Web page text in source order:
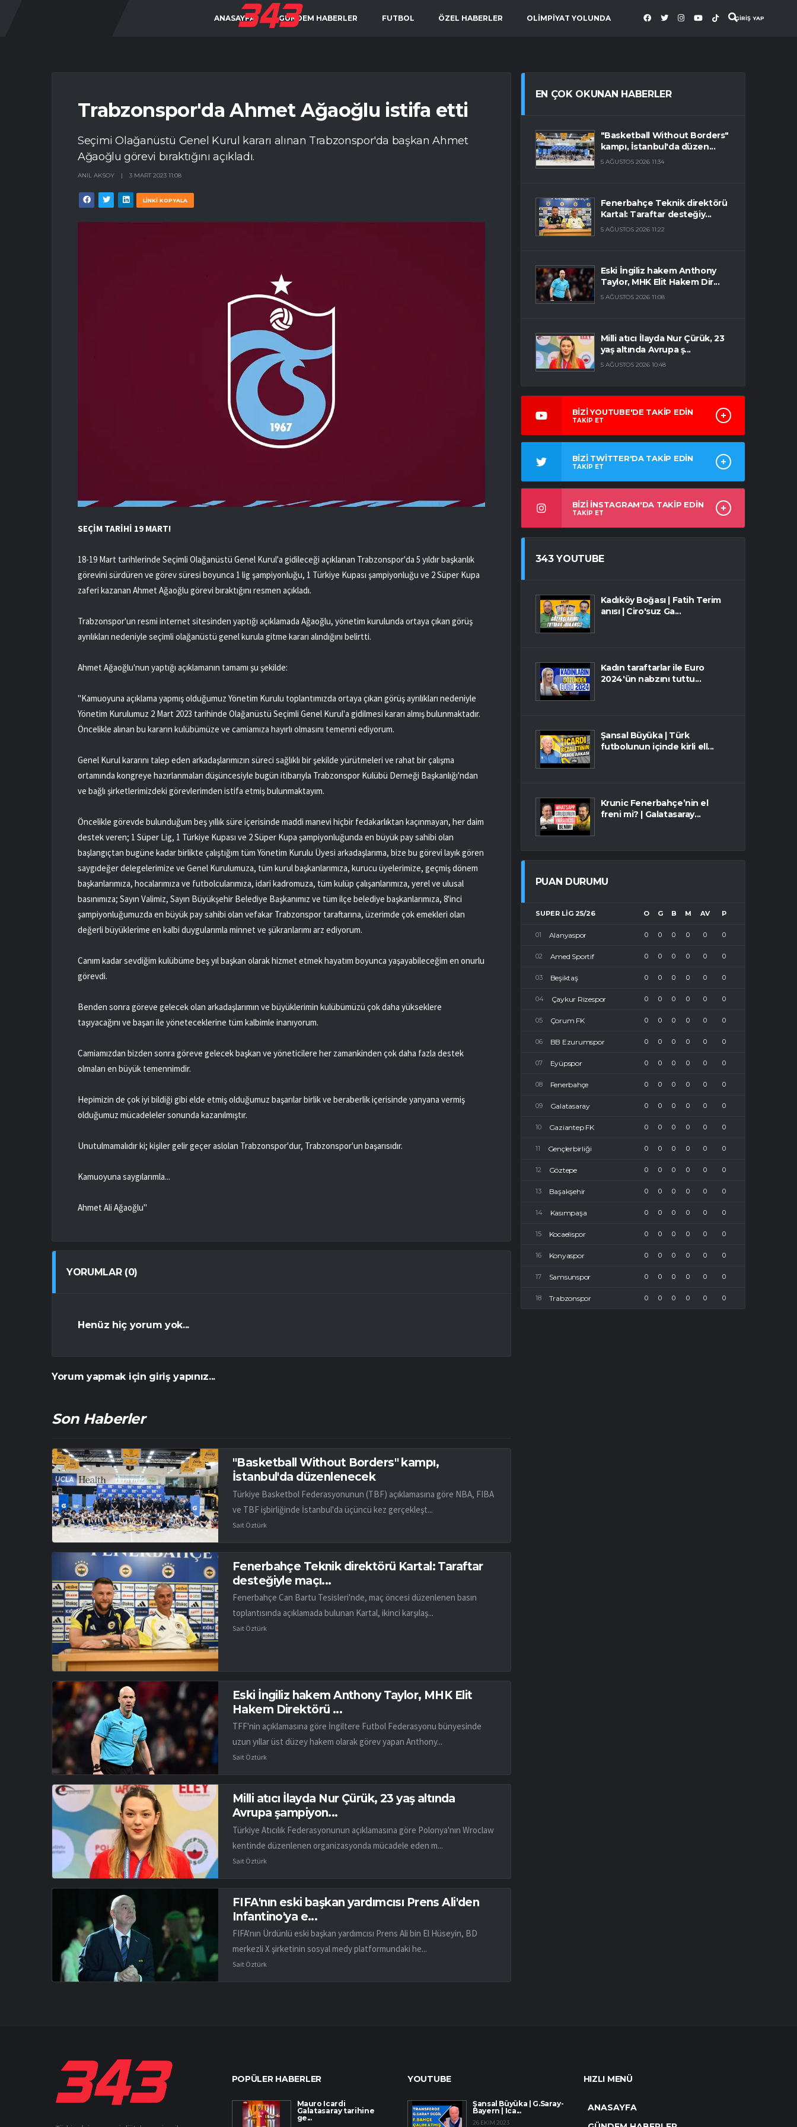
GİRİŞ YAP
ANASAYFA GÜNDEM HABERLER FUTBOL ÖZEL HABERLER OLİMPİYAT YOLUNDA
Trabzonspor'da Ahmet Ağaoğlu istifa etti
Seçimi Olağanüstü Genel Kurul kararı alınan Trabzonspor'da başkan Ahmet
Ağaoğlu görevi bıraktığını açıkladı.
ANIL AKSOY | 3 MART 2023 11:08
LİNKİ KOPYALA
SEÇİM TARİHİ 19 MART!
18-19 Mart tarihlerinde Seçimli Olağanüstü Genel Kurul'a gidileceği açıklanan Trabzonspor'da 5 yıldır başkanlık
görevini sürdüren ve görev süresi boyunca 1 lig şampiyonluğu, 1 Türkiye Kupası şampiyonluğu ve 2 Süper Kupa
zaferi kazanan Ahmet Ağaoğlu görevi bıraktığını resmen açıkladı.
Trabzonspor'un resmi internet sitesinden yaptığı açıklamada Ağaoğlu, yönetim kurulunda ortaya çıkan görüş
ayrılıkları nedeniyle seçimli olağanüstü genel kurula gitme kararı alındığını belirtti.
Ahmet Ağaoğlu'nun yaptığı açıklamanın tamamı şu şekilde:
"Kamuoyuna açıklama yapmış olduğumuz Yönetim Kurulu toplantımızda ortaya çıkan görüş ayrılıkları nedeniyle
Yönetim Kurulumuz 2 Mart 2023 tarihinde Olağanüstü Seçimli Genel Kurul'a gidilmesi kararı almış bulunmaktadır.
Öncelikle alınan bu kararın kulübümüze ve camiamıza hayırlı olmasını temenni ediyorum.
Genel Kurul kararını talep eden arkadaşlarımızın süreci sağlıklı bir şekilde yürütmeleri ve rahat bir çalışma
ortamında kongreye hazırlanmaları düşüncesiyle bugün itibarıyla Trabzonspor Kulübü Derneği Başkanlığı'ndan
ve bağlı şirketlerimizdeki görevlerimden istifa etmiş bulunmaktayım.
Öncelikle görevde bulunduğum beş yıllık süre içerisinde maddi manevi hiçbir fedakarlıktan kaçınmayan, her daim
destek veren; 1 Süper Lig, 1 Türkiye Kupası ve 2 Süper Kupa şampiyonluğunda en büyük pay sahibi olan
başlangıçtan bugüne kadar birlikte çalıştığım tüm Yönetim Kurulu Üyesi arkadaşlarıma, bize bu görevi layık gören
saygıdeğer delegelerimize ve Genel Kurulumuza, tüm kurul başkanlarımıza, kurucu üyelerimize, geçmiş dönem
başkanlarımıza, hocalarımıza ve futbolcularımıza, idari kadromuza, tüm kulüp çalışanlarımıza, yerel ve ulusal
basınımıza; Sayın Valimiz, Sayın Büyükşehir Belediye Başkanımız ve tüm ilçe belediye başkanlarımıza, 8'inci
şampiyonluğumuzda en büyük pay sahibi olan vefakar Trabzonspor taraftarına, üzerimde çok emekleri olan
değerli büyüklerime en kalbi duygularımla minnet ve şükranlarımı arz ediyorum.
Canım kadar sevdiğim kulübüme beş yıl başkan olarak hizmet etmek hayatım boyunca yaşayabileceğim en onurlu
görevdi.
Benden sonra göreve gelecek olan arkadaşlarımın ve büyüklerimin kulübümüzü çok daha yükseklere
taşıyacağını ve başarı ile yöneteceklerine tüm kalbimle inanıyorum.
Camiamızdan bizden sonra göreve gelecek başkan ve yöneticilere her zamankinden çok daha fazla destek
olmaları en büyük temennimdir.
Hepimizin de çok iyi bildiği gibi elde etmiş olduğumuz başarılar birlik ve beraberlik içerisinde yanyana vermiş
olduğumuz mücadeleler sonunda kazanılmıştır.
Unutulmamalıdır ki; kişiler gelir geçer aslolan Trabzonspor'dur, Trabzonspor'un başarısıdır.
Kamuoyuna saygılarımla...
Ahmet Ali Ağaoğlu"
YORUMLAR (0)
Henüz hiç yorum yok...
Yorum yapmak için giriş yapınız...
Son Haberler
"Basketball Without Borders" kampı,
İstanbul'da düzenlenecek
Türkiye Basketbol Federasyonunun (TBF) açıklamasına göre NBA, FIBA
ve TBF işbirliğinde İstanbul'da üçüncü kez gerçekleşt...
Sait Öztürk
Fenerbahçe Teknik direktörü Kartal: Taraftar
desteğiyle maçı...
Fenerbahçe Can Bartu Tesisleri'nde, maç öncesi düzenlenen basın
toplantısında açıklamada bulunan Kartal, ikinci karşılaş...
Sait Öztürk
Eski İngiliz hakem Anthony Taylor, MHK Elit
Hakem Direktörü ...
TFF'nin açıklamasına göre İngiltere Futbol Federasyonu bünyesinde
uzun yıllar üst düzey hakem olarak görev yapan Anthony...
Sait Öztürk
Milli atıcı İlayda Nur Çürük, 23 yaş altında
Avrupa şampiyon...
Türkiye Atıcılık Federasyonunun açıklamasına göre Polonya'nın Wroclaw
kentinde düzenlenen organizasyonda mücadele eden m...
Sait Öztürk
FIFA'nın eski başkan yardımcısı Prens Ali'den
Infantino'ya e...
FIFA'nın Ürdünlü eski başkan yardımcısı Prens Ali bin El Hüseyin, BD
merkezli X şirketinin sosyal medy platformundaki he...
Sait Öztürk
EN ÇOK OKUNAN HABERLER
"Basketball Without Borders"
kampı, İstanbul'da düzen...
5 AĞUSTOS 2026 11:34
Fenerbahçe Teknik direktörü
Kartal: Taraftar desteğiy...
5 AĞUSTOS 2026 11:22
Eski İngiliz hakem Anthony
Taylor, MHK Elit Hakem Dir...
5 AĞUSTOS 2026 11:08
Milli atıcı İlayda Nur Çürük, 23
yaş altında Avrupa ş...
5 AĞUSTOS 2026 10:48
BİZİ YOUTUBE'DE TAKİP EDİN
TAKİP ET
BİZİ TWİTTER'DA TAKİP EDİN
TAKİP ET
BİZİ İNSTAGRAM'DA TAKİP EDİN
TAKİP ET
343 YOUTUBE
Kadıköy Boğası | Fatih Terim
anısı | Ciro'suz Ga...
Kadın taraftarlar ile Euro
2024'ün nabzını tuttu...
Şansal Büyüka | Türk
futbolunun içinde kirli ell...
Krunic Fenerbahçe’nin el
freni mi? | Galatasaray...
PUAN DURUMU
SUPER LIG 25/26 O G B M AV P
Alanyaspor 0 0 0 0 0 0
Amed Sportif 0 0 0 0 0 0
Beşiktaş 0 0 0 0 0 0
Çaykur Rizespor 0 0 0 0 0 0
Çorum FK 0 0 0 0 0 0
BB Ezurumspor 0 0 0 0 0 0
Eyüpspor 0 0 0 0 0 0
Fenerbahçe 0 0 0 0 0 0
Galatasaray 0 0 0 0 0 0
Gaziantep FK 0 0 0 0 0 0
Gençlerbirliği 0 0 0 0 0 0
Göztepe 0 0 0 0 0 0
Başakşehir 0 0 0 0 0 0
Kasımpaşa 0 0 0 0 0 0
Kocaelispor 0 0 0 0 0 0
Konyaspor 0 0 0 0 0 0
Samsunspor 0 0 0 0 0 0
Trabzonspor 0 0 0 0 0 0
POPÜLER HABERLER
Mauro Icardi
Galatasaray tarihine
ge...
YOUTUBE
Şansal Büyüka | G.Saray-
Bayern | Ica...
26 EKIM 2023
HIZLI MENÜ
ANASAYFA